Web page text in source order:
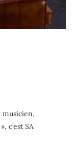
c’est SA